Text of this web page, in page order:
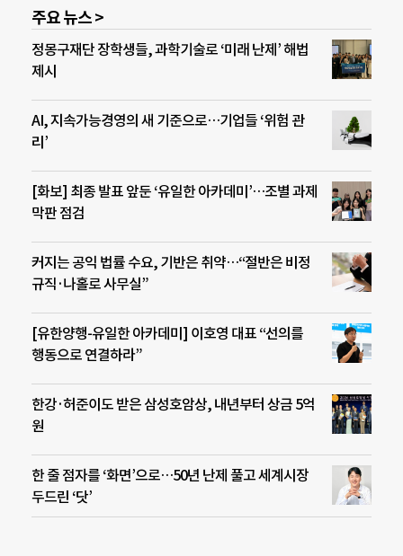
주요 뉴스 >
정몽구재단 장학생들, 과학기술로 ‘미래 난제’ 해법
제시
AI, 지속가능경영의 새 기준으로…기업들 ‘위험 관
리’
[화보] 최종 발표 앞둔 ‘유일한 아카데미’…조별 과제
막판 점검
커지는 공익 법률 수요, 기반은 취약…“절반은 비정
규직·나홀로 사무실”
[유한양행-유일한 아카데미] 이호영 대표 “선의를
행동으로 연결하라”
한강·허준이도 받은 삼성호암상, 내년부터 상금 5억
원
한 줄 점자를 ‘화면’으로…50년 난제 풀고 세계시장
두드린 ‘닷’